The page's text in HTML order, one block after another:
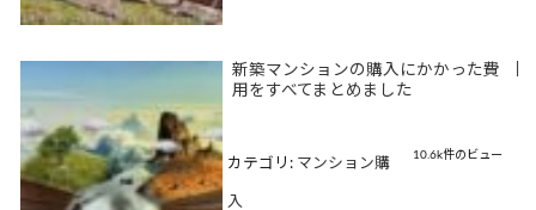
新築マンションの購入にかかった費
用をすべてまとめました
10.6k件のビュー
カテゴリ: マンション購
入